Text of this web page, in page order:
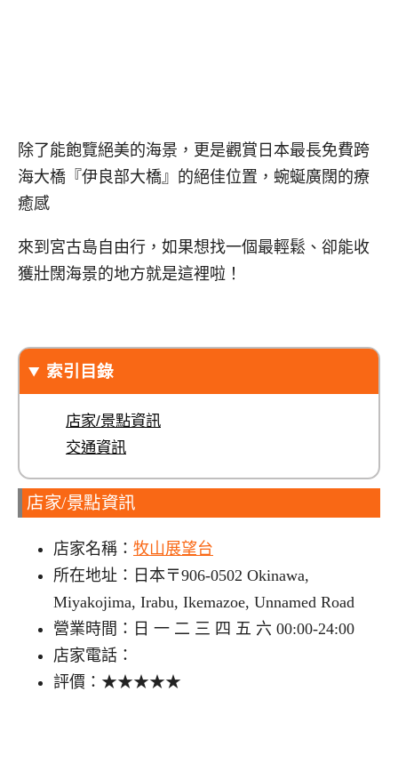
除了能飽覽絕美的海景，更是觀賞日本最長免費跨
海大橋『伊良部大橋』的絕佳位置，蜿蜒廣闊的療
癒感
來到宮古島自由行，如果想找一個最輕鬆、卻能收
獲壯闊海景的地方就是這裡啦！
索引目錄
店家/景點資訊
交通資訊
店家/景點資訊
店家名稱： 牧山展望台
所在地址：日本〒906-0502 Okinawa,
Miyakojima, Irabu, Ikemazoe, Unnamed Road
營業時間：日 一 二 三 四 五 六 00:00-24:00
店家電話：
評價：★★★★★